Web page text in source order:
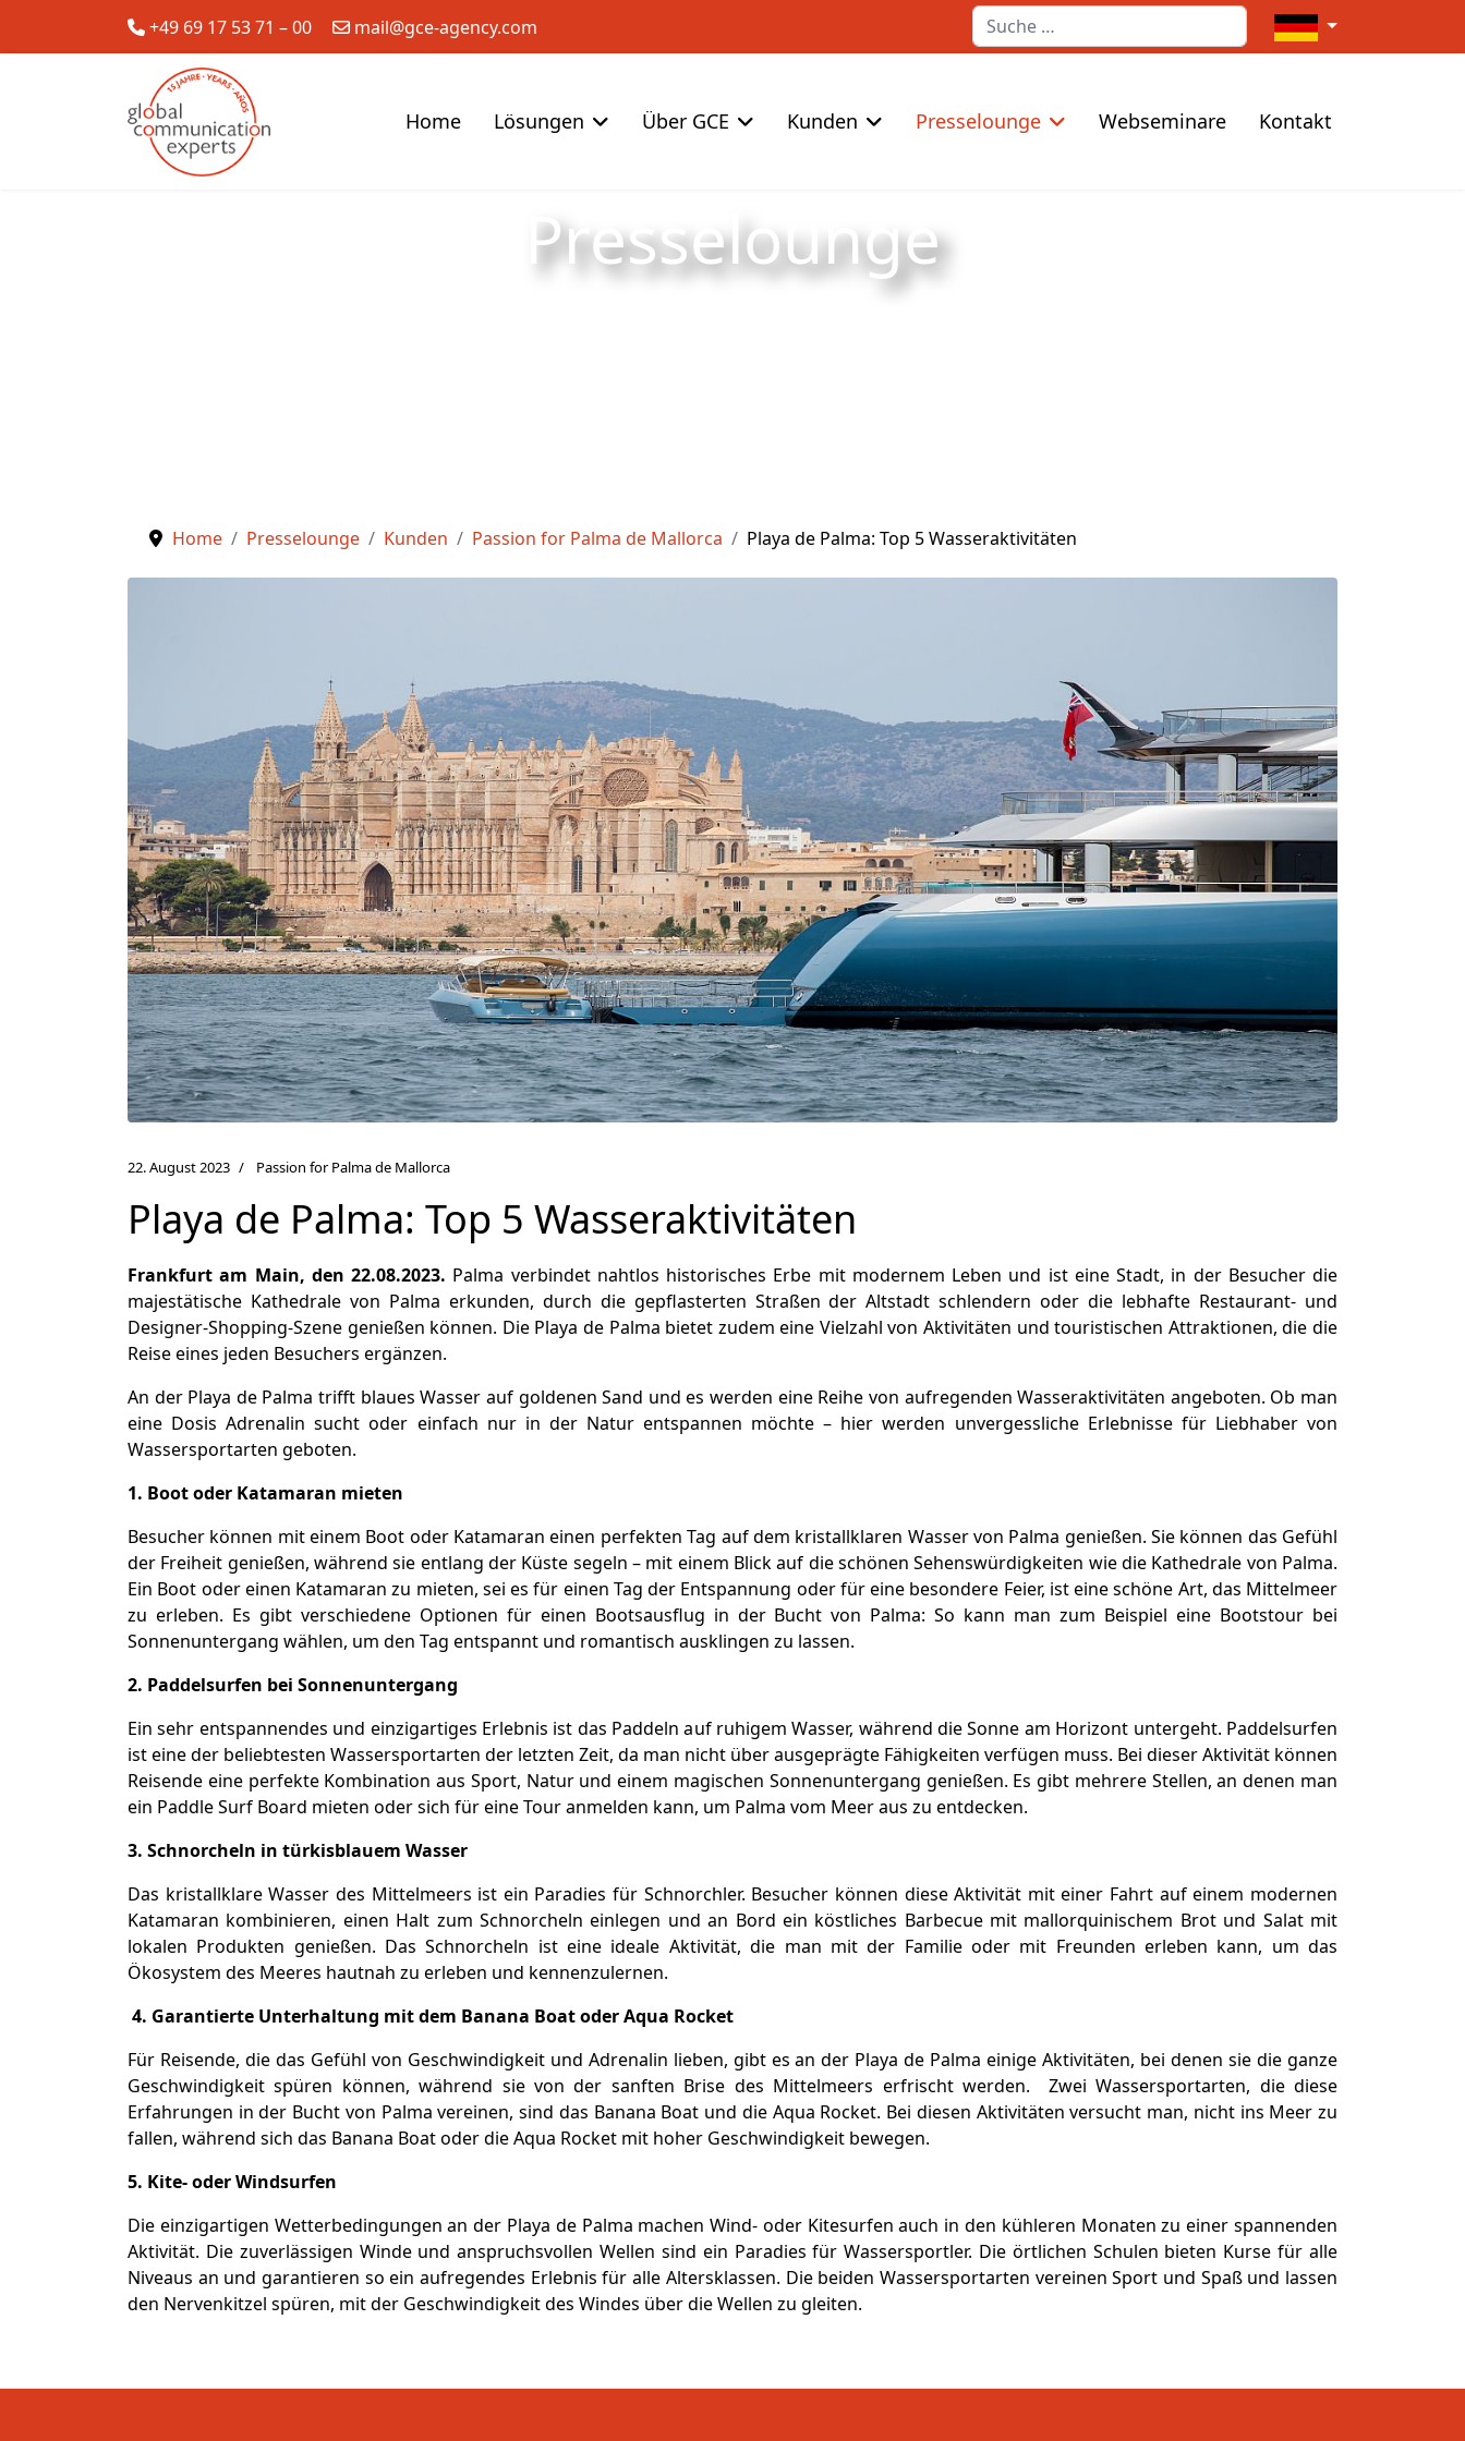
+49 69 17 53 71 – 00 mail@gce-agency.com Suchen Sprache auswählen
Home Lösungen Über GCE Kunden Presselounge Webseminare Kontakt
Presselounge
Home Presselounge Kunden Passion for Palma de Mallorca Playa de Palma: Top 5 Wasseraktivitäten
22. August 2023 Passion for Palma de Mallorca
Playa de Palma: Top 5 Wasseraktivitäten
Frankfurt am Main, den 22.08.2023. Palma verbindet nahtlos historisches Erbe mit modernem Leben und ist eine Stadt, in der Besucher die
majestätische Kathedrale von Palma erkunden, durch die gepflasterten Straßen der Altstadt schlendern oder die lebhafte Restaurant- und
Designer-Shopping-Szene genießen können. Die Playa de Palma bietet zudem eine Vielzahl von Aktivitäten und touristischen Attraktionen, die die
Reise eines jeden Besuchers ergänzen.
An der Playa de Palma trifft blaues Wasser auf goldenen Sand und es werden eine Reihe von aufregenden Wasseraktivitäten angeboten. Ob man
eine Dosis Adrenalin sucht oder einfach nur in der Natur entspannen möchte – hier werden unvergessliche Erlebnisse für Liebhaber von
Wassersportarten geboten.
1. Boot oder Katamaran mieten
Besucher können mit einem Boot oder Katamaran einen perfekten Tag auf dem kristallklaren Wasser von Palma genießen. Sie können das Gefühl
der Freiheit genießen, während sie entlang der Küste segeln – mit einem Blick auf die schönen Sehenswürdigkeiten wie die Kathedrale von Palma.
Ein Boot oder einen Katamaran zu mieten, sei es für einen Tag der Entspannung oder für eine besondere Feier, ist eine schöne Art, das Mittelmeer
zu erleben. Es gibt verschiedene Optionen für einen Bootsausflug in der Bucht von Palma: So kann man zum Beispiel eine Bootstour bei
Sonnenuntergang wählen, um den Tag entspannt und romantisch ausklingen zu lassen.
2. Paddelsurfen bei Sonnenuntergang
Ein sehr entspannendes und einzigartiges Erlebnis ist das Paddeln auf ruhigem Wasser, während die Sonne am Horizont untergeht. Paddelsurfen
ist eine der beliebtesten Wassersportarten der letzten Zeit, da man nicht über ausgeprägte Fähigkeiten verfügen muss. Bei dieser Aktivität können
Reisende eine perfekte Kombination aus Sport, Natur und einem magischen Sonnenuntergang genießen. Es gibt mehrere Stellen, an denen man
ein Paddle Surf Board mieten oder sich für eine Tour anmelden kann, um Palma vom Meer aus zu entdecken.
3. Schnorcheln in türkisblauem Wasser
Das kristallklare Wasser des Mittelmeers ist ein Paradies für Schnorchler. Besucher können diese Aktivität mit einer Fahrt auf einem modernen
Katamaran kombinieren, einen Halt zum Schnorcheln einlegen und an Bord ein köstliches Barbecue mit mallorquinischem Brot und Salat mit
lokalen Produkten genießen. Das Schnorcheln ist eine ideale Aktivität, die man mit der Familie oder mit Freunden erleben kann, um das
Ökosystem des Meeres hautnah zu erleben und kennenzulernen.
4. Garantierte Unterhaltung mit dem Banana Boat oder Aqua Rocket
Für Reisende, die das Gefühl von Geschwindigkeit und Adrenalin lieben, gibt es an der Playa de Palma einige Aktivitäten, bei denen sie die ganze
Geschwindigkeit spüren können, während sie von der sanften Brise des Mittelmeers erfrischt werden. Zwei Wassersportarten, die diese
Erfahrungen in der Bucht von Palma vereinen, sind das Banana Boat und die Aqua Rocket. Bei diesen Aktivitäten versucht man, nicht ins Meer zu
fallen, während sich das Banana Boat oder die Aqua Rocket mit hoher Geschwindigkeit bewegen.
5. Kite- oder Windsurfen
Die einzigartigen Wetterbedingungen an der Playa de Palma machen Wind- oder Kitesurfen auch in den kühleren Monaten zu einer spannenden
Aktivität. Die zuverlässigen Winde und anspruchsvollen Wellen sind ein Paradies für Wassersportler. Die örtlichen Schulen bieten Kurse für alle
Niveaus an und garantieren so ein aufregendes Erlebnis für alle Altersklassen. Die beiden Wassersportarten vereinen Sport und Spaß und lassen
den Nervenkitzel spüren, mit der Geschwindigkeit des Windes über die Wellen zu gleiten.